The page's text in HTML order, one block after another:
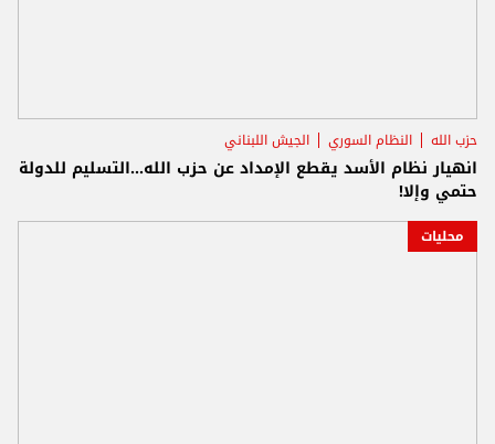
حزب الله النظام السوري الجيش اللبناني
انهيار نظام الأسد يقطع الإمداد عن حزب الله...التسليم للدولة
حتمي وإلا!
محليات